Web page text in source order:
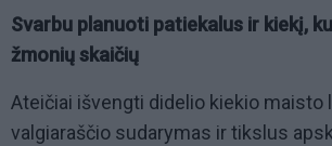
Svarbu planuoti patiekalus ir kiekį,
žmonių skaičių
Ateičiai išvengti didelio kiekio maisto
valgiaraščio sudarymas ir tikslus